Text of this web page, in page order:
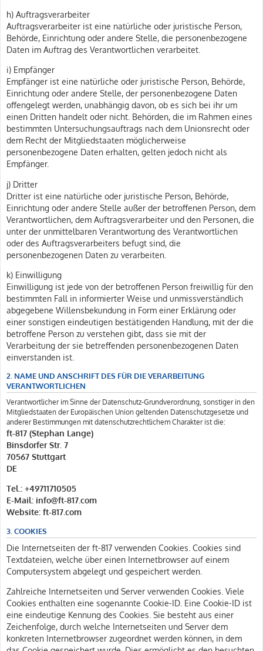
h) Auftragsverarbeiter
Auftragsverarbeiter ist eine natürliche oder juristische Person,
Behörde, Einrichtung oder andere Stelle, die personenbezogene
Daten im Auftrag des Verantwortlichen verarbeitet.
i) Empfänger
Empfänger ist eine natürliche oder juristische Person, Behörde,
Einrichtung oder andere Stelle, der personenbezogene Daten
offengelegt werden, unabhängig davon, ob es sich bei ihr um
einen Dritten handelt oder nicht. Behörden, die im Rahmen eines
bestimmten Untersuchungsauftrags nach dem Unionsrecht oder
dem Recht der Mitgliedstaaten möglicherweise
personenbezogene Daten erhalten, gelten jedoch nicht als
Empfänger.
j) Dritter
Dritter ist eine natürliche oder juristische Person, Behörde,
Einrichtung oder andere Stelle außer der betroffenen Person, dem
Verantwortlichen, dem Auftragsverarbeiter und den Personen, die
unter der unmittelbaren Verantwortung des Verantwortlichen
oder des Auftragsverarbeiters befugt sind, die
personenbezogenen Daten zu verarbeiten.
k) Einwilligung
Einwilligung ist jede von der betroffenen Person freiwillig für den
bestimmten Fall in informierter Weise und unmissverständlich
abgegebene Willensbekundung in Form einer Erklärung oder
einer sonstigen eindeutigen bestätigenden Handlung, mit der die
betroffene Person zu verstehen gibt, dass sie mit der
Verarbeitung der sie betreffenden personenbezogenen Daten
einverstanden ist.
2. NAME UND ANSCHRIFT DES FÜR DIE VERARBEITUNG
VERANTWORTLICHEN
Verantwortlicher im Sinne der Datenschutz-Grundverordnung, sonstiger in den
Mitgliedstaaten der Europäischen Union geltenden Datenschutzgesetze und
anderer Bestimmungen mit datenschutzrechtlichem Charakter ist die:
ft-817 (Stephan Lange)
Binsdorfer Str. 7
70567 Stuttgart
DE
Tel.: +49711710505
E-Mail: info@ft-817.com
Website: ft-817.com
3. COOKIES
Die Internetseiten der ft-817 verwenden Cookies. Cookies sind
Textdateien, welche über einen Internetbrowser auf einem
Computersystem abgelegt und gespeichert werden.
Zahlreiche Internetseiten und Server verwenden Cookies. Viele
Cookies enthalten eine sogenannte Cookie-ID. Eine Cookie-ID ist
eine eindeutige Kennung des Cookies. Sie besteht aus einer
Zeichenfolge, durch welche Internetseiten und Server dem
konkreten Internetbrowser zugeordnet werden können, in dem